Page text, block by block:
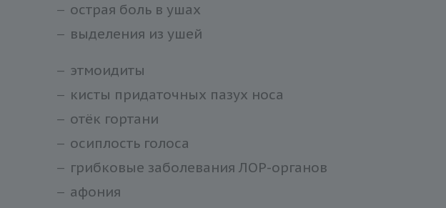
острая боль в ушах
выделения из ушей
этмоидиты
кисты придаточных пазух носа
отёк гортани
осиплость голоса
грибковые заболевания ЛОР-органов
афония